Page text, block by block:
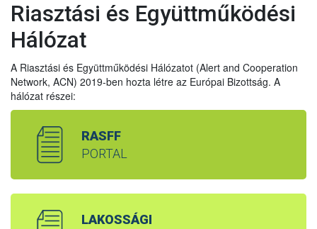
Riasztási és Együttműködési
Hálózat
A Riasztási és Együttműködési Hálózatot (Alert and Cooperation
Network, ACN) 2019-ben hozta létre az Európai Bizottság. A
hálózat részei:
RASFF
PORTAL
LAKOSSÁGI